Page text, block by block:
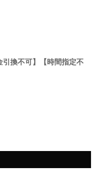
換不可】【時間指定不